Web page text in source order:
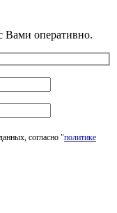
Вами оперативно.
согласно "политике